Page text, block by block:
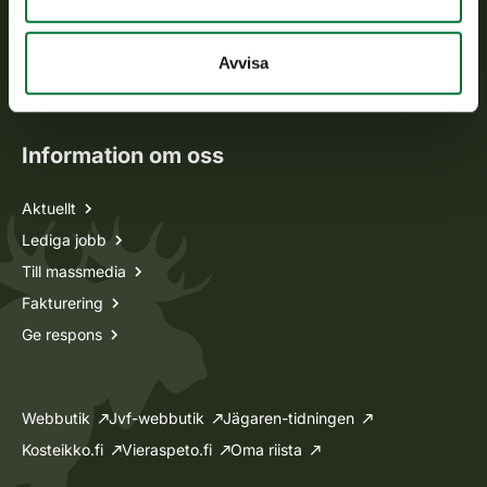
Avvisa
Jaktkort
Ansökan om licenser och dispenser
Information om oss
Aktuellt
Lediga jobb
Till massmedia
Fakturering
Ge respons
Webbutik Jvf-webbutik
Jägaren-tidningen
Kosteikko.fi
Vieraspeto.fi Oma riista